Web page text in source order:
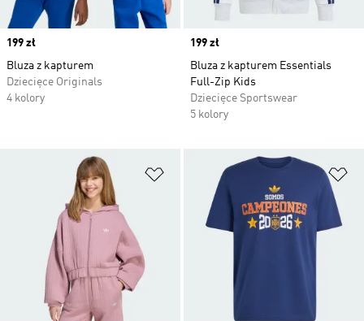
Price
199 zł
Bluza z kapturem
Dziecięce Originals
4 kolory
Price
199 zł
Bluza z kapturem Essentials
Full-Zip Kids
Dziecięce Sportswear
5 kolory
Dodaj do listy życzeń